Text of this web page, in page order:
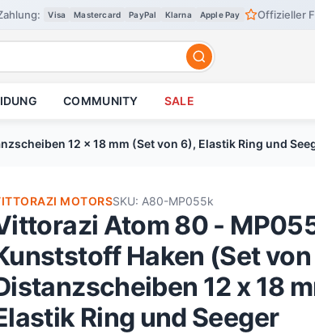
Visa Mastercard PayPal Klarna Apple Pay Offizieller
COMMUNITY SALE
12 x 18 mm (Set von 6), Elastik Ring und
MOTORSSKU: A80-MP055k
Atom 80 -
Haken (Set
12 x 18
Ring und Seeger